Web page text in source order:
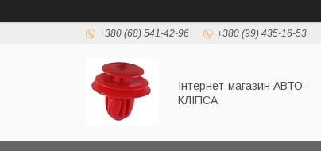
+380 (68) 541-42-96 +380 (99) 435-16-53
Інтернет-магазин АВТО -
КЛІПСА